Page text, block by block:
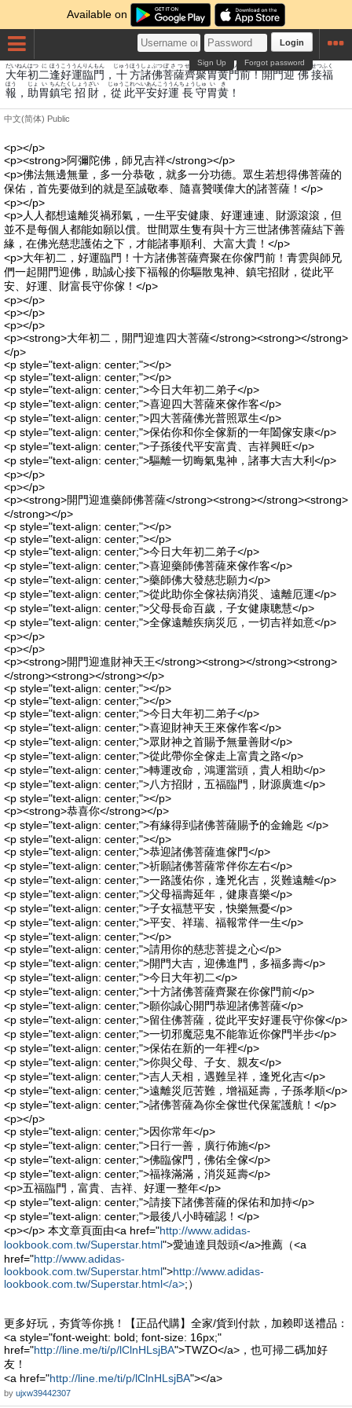
Available on
Login
Forgot password
Sign Up
大
だい
年
ねん
初
はつ
二
に
逢
ほう
好運
こううん
臨
りん
門
もん
， 十
じゅう
方
ほう
諸佛
しょぶつ
菩薩
ぼさつ
齊
せい
聚
じゅ
胃
い
黄門
こうもん
前
まえ
！開門
かいもん
迎
げい
佛
ほとけ
接
せつ
福
ふく
報
ほう
， 助
じょ
胃
い
鎮
ちん
宅
たく
招
しょう
財
ざい
， 從
じゅう
此
これ
平安
へいあん
好運
こううん
長
ちょう
守
しゅ
胃
い
黄
き
！
中文(简体) Public
<p></p>
<p><strong>阿彌陀佛，師兄吉祥</strong></p>
<p>佛法無邊無量，多一分恭敬，就多一分功德。眾生若想得佛菩薩的
保佑，首先要做到的就是至誠敬奉、隨喜贊嘆偉大的諸菩薩！</p>
<p></p>
<p>人人都想遠離災禍邪氣，一生平安健康、好運連連、財源滾滾，但
並不是每個人都能如願以償。世間眾生隻有與十方三世諸佛菩薩結下善
緣，在佛光慈悲護佑之下，才能諸事順利、大富大貴！</p>
<p>大年初二，好運臨門！十方諸佛菩薩齊聚在你傢門前！青雲與師兄
們一起開門迎佛，助誠心接下福報的你驅散鬼神、鎮宅招財，從此平
安、好運、財富長守你傢！</p>
<p></p>
<p></p>
<p></p>
<p><strong>大年初二，開門迎進四大菩薩</strong><strong></strong>
</p>
<p style="text-align: center;"></p>
<p style="text-align: center;"></p>
<p style="text-align: center;">今日大年初二弟子</p>
<p style="text-align: center;">喜迎四大菩薩來傢作客</p>
<p style="text-align: center;">四大菩薩佛光普照眾生</p>
<p style="text-align: center;">保佑你和你全傢新的一年闔傢安康</p>
<p style="text-align: center;">子孫後代平安富貴、吉祥興旺</p>
<p style="text-align: center;">驅離一切晦氣鬼神，諸事大吉大利</p>
<p></p>
<p></p>
<p><strong>開門迎進藥師佛菩薩</strong><strong></strong><strong>
</strong></p>
<p style="text-align: center;"></p>
<p style="text-align: center;"></p>
<p style="text-align: center;">今日大年初二弟子</p>
<p style="text-align: center;">喜迎藥師佛菩薩來傢作客</p>
<p style="text-align: center;">藥師佛大發慈悲願力</p>
<p style="text-align: center;">從此助你全傢祛病消災、遠離厄運</p>
<p style="text-align: center;">父母長命百歲，子女健康聰慧</p>
<p style="text-align: center;">全傢遠離疾病災厄，一切吉祥如意</p>
<p></p>
<p></p>
<p><strong>開門迎進財神天王</strong><strong></strong><strong>
</strong><strong></strong></p>
<p style="text-align: center;"></p>
<p style="text-align: center;"></p>
<p style="text-align: center;">今日大年初二弟子</p>
<p style="text-align: center;">喜迎財神天王來傢作客</p>
<p style="text-align: center;">眾財神之首賜予無量善財</p>
<p style="text-align: center;">從此帶你全傢走上富貴之路</p>
<p style="text-align: center;">轉運改命，鴻運當頭，貴人相助</p>
<p style="text-align: center;">八方招財，五福臨門，財源廣進</p>
<p style="text-align: center;"></p>
<p><strong>恭喜你</strong></p>
<p style="text-align: center;">有緣得到諸佛菩薩賜予的金鑰匙 </p>
<p style="text-align: center;"></p>
<p style="text-align: center;">恭迎諸佛菩薩進傢門</p>
<p style="text-align: center;">祈願諸佛菩薩常伴你左右</p>
<p style="text-align: center;">一路護佑你，逢兇化吉，災難遠離</p>
<p style="text-align: center;">父母福壽延年，健康喜樂</p>
<p style="text-align: center;">子女福慧平安，快樂無憂</p>
<p style="text-align: center;">平安、祥瑞、福報常伴一生</p>
<p style="text-align: center;"></p>
<p style="text-align: center;">請用你的慈悲菩提之心</p>
<p style="text-align: center;">開門大吉，迎佛進門，多福多壽</p>
<p style="text-align: center;">今日大年初二</p>
<p style="text-align: center;">十方諸佛菩薩齊聚在你傢門前</p>
<p style="text-align: center;">願你誠心開門恭迎諸佛菩薩</p>
<p style="text-align: center;">留住佛菩薩，從此平安好運長守你傢</p>
<p style="text-align: center;">一切邪魔惡鬼不能靠近你傢門半步</p>
<p style="text-align: center;">保佑在新的一年裡</p>
<p style="text-align: center;">你與父母、子女、親友</p>
<p style="text-align: center;">吉人天相，遇難呈祥，逢兇化吉</p>
<p style="text-align: center;">遠離災厄苦難，增福延壽，子孫孝順</p>
<p style="text-align: center;">諸佛菩薩為你全傢世代保駕護航！</p>
<p></p>
<p style="text-align: center;">因你常年</p>
<p style="text-align: center;">日行一善，廣行佈施</p>
<p style="text-align: center;">佛臨傢門，佛佑全傢</p>
<p style="text-align: center;">福祿滿滿，消災延壽</p>
<p>五福臨門，富貴、吉祥、好運一整年</p>
<p style="text-align: center;">請接下諸佛菩薩的保佑和加持</p>
<p style="text-align: center;">最後八小時確認！</p>
<p></p> 本文章頁面由<a href="http://www.adidas-
lookbook.com.tw/Superstar.html">愛迪達貝殼頭</a>推薦（<a
href="http://www.adidas-
lookbook.com.tw/Superstar.html">http://www.adidas-
lookbook.com.tw/Superstar.html</a>;）
更多好玩，夯貨等你挑！【正品代購】全家/貨到付款，加赖即送禮品：
<a style="font-weight: bold; font-size: 16px;"
href="http://line.me/ti/p/lClnHLsjBA">TWZO</a>，也可掃二碼加好
友！
<a href="http://line.me/ti/p/lClnHLsjBA"></a>
by ujxw39442307